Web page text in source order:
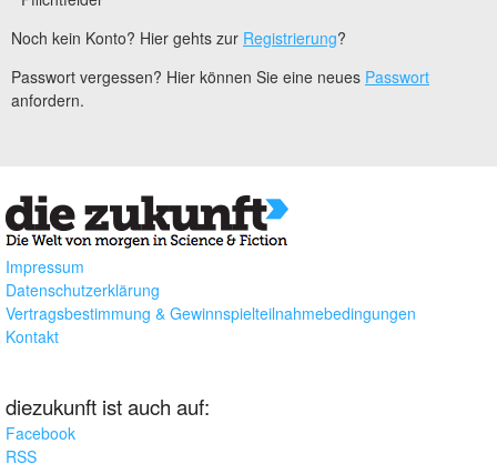
Noch kein Konto? Hier gehts zur Registrierung?
Passwort vergessen? Hier können Sie eine neues Passwort
anfordern.
Impressum
Datenschutzerklärung
Vertragsbestimmung & Gewinnspielteilnahmebedingungen
Kontakt
diezukunft ist auch auf:
Facebook
RSS